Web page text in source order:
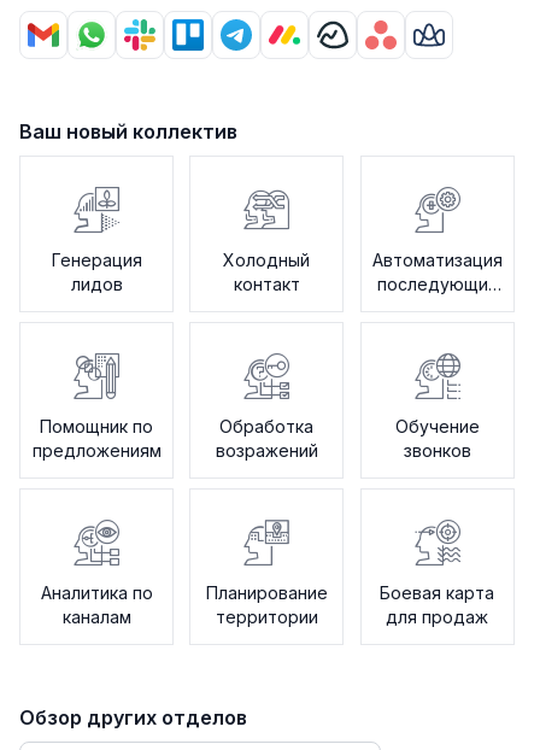
Ваш новый коллектив
Генерация
лидов
Холодный
контакт
Автоматизация
последующих
действий
Помощник по
предложениям
Обработка
возражений
Обучение
звонков
Аналитика по
каналам
Планирование
территории
Боевая карта
для продаж
Обзор других отделов